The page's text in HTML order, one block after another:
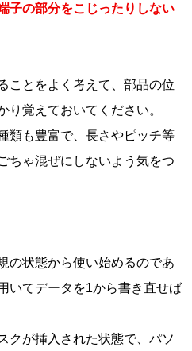
子の部分をこじったりしない
ことをよく考えて、部品の位
り覚えておいてください。
類も豊富で、長さやピッチ等
ちゃ混ぜにしないよう気をつ
の状態から使い始めるのであ
いてデータを1から書き直せば
クが挿入された状態で、パソ